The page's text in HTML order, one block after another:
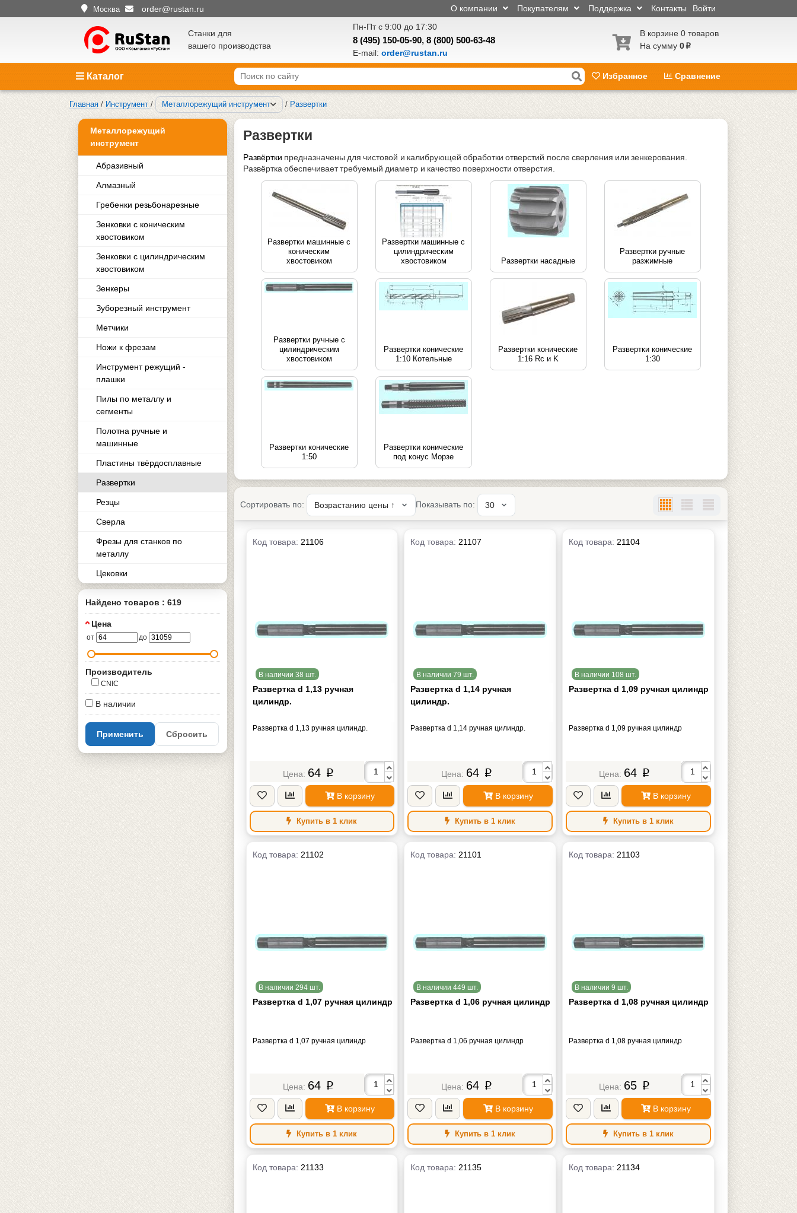
Москва order@rustan.ru Войти
Контакты
Поддержка
Покупателям
О компании
Станки для
вашего производства
Пн-Пт с 9:00 до 17:30
8 (495) 150-05-90, 8 (800) 500-63-48
E-mail: order@rustan.ru
В корзине 0 товаров
На сумму 0 p
Каталог Избранное Сравнение
Главная / Инструмент / Металлорежущий инструмент / Развертки
Развертки
Развёртки предназначены для чистовой и калибрующей обработки отверстий после сверления или зенкерования.
Развёртка обеспечивает требуемый диаметр и качество поверхности отверстия.
Развертки машинные с
коническим
хвостовиком
Развертки машинные с
цилиндрическим
хвостовиком
Развертки насадные
Развертки ручные
разжимные
Развертки ручные с
цилиндрическим
хвостовиком
Развертки конические
1:10 Котельные
Развертки конические
1:16 Rc и K
Развертки конические
1:30
Развертки конические
1:50
Развертки конические
под конус Морзе
Металлорежущий
инструмент
Абразивный
Алмазный
Гребенки резьбонарезные
Зенковки с коническим
хвостовиком
Зенковки с цилиндрическим
хвостовиком
Зенкеры
Зуборезный инструмент
Метчики
Ножи к фрезам
Инструмент режущий -
плашки
Пилы по металлу и
сегменты
Полотна ручные и
машинные
Пластины твёрдосплавные
Развертки
Резцы
Сверла
Фрезы для станков по
металлу
Цековки
Найдено товаров : 619
Цена
от до
Производитель
CNIC
В наличии
Применить Сбросить
Сортировать по: Показывать по:
Код товара: 21106
В наличии 38 шт.
Развертка d 1,13 ручная
цилиндр.
Развертка d 1,13 ручная цилиндр.
64 p
В корзину
Купить в 1 клик
Код товара: 21107
В наличии 79 шт.
Развертка d 1,14 ручная
цилиндр.
Развертка d 1,14 ручная цилиндр.
64 p
В корзину
Купить в 1 клик
Код товара: 21104
В наличии 108 шт.
Развертка d 1,09 ручная цилиндр
Развертка d 1,09 ручная цилиндр
64 p
В корзину
Купить в 1 клик
Код товара: 21102
В наличии 294 шт.
Развертка d 1,07 ручная цилиндр
Развертка d 1,07 ручная цилиндр
64 p
В корзину
Купить в 1 клик
Код товара: 21101
В наличии 449 шт.
Развертка d 1,06 ручная цилиндр
Развертка d 1,06 ручная цилиндр
64 p
В корзину
Купить в 1 клик
Код товара: 21103
В наличии 9 шт.
Развертка d 1,08 ручная цилиндр
Развертка d 1,08 ручная цилиндр
65 p
В корзину
Купить в 1 клик
Код товара: 21133 Код товара: 21135 Код товара: 21134